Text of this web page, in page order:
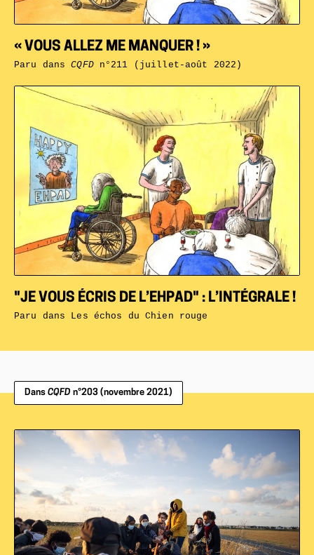
"JE VOUS ÉCRIS DE L’EHPAD" : L’INTÉGRALE !
Paru dans Les échos du Chien rouge
« VOUS ALLEZ ME MANQUER ! »
Paru dansCQFDn°211 (juillet-août 2022)
Dans CQFD n°203 (novembre 2021)